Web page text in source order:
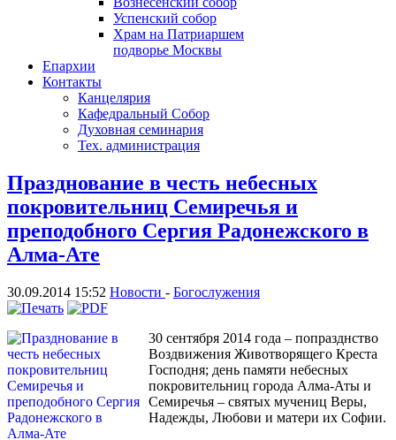
Успенский собор
Храм на Патриаршем
подворье Москвы
Епархии
Контакты
Канцелярия
Кафедральный Собор
Духовная семинария
Тех. администрация
Празднование в честь небесных
покровительниц Семиречья и
преподобного Сергия Радонежского в
Алма-Ате
30.09.2014 15:52 Новости - Богослужения
30 сентября 2014 года – попразднство
Воздвижения Животворящего Креста
Господня; день памяти небесных
покровительниц города Алма-Аты и
Семиречья – святых мучениц Веры,
Надежды, Любови и матери их Софии.